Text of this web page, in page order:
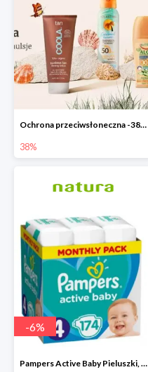
Ochrona przeciwsłoneczna -38%
38%
-6%
Pampers Active Baby Pieluszki, rozmiar 4